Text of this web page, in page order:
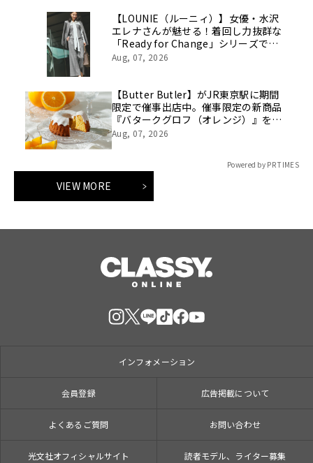
【LOUNIE（ルーニィ）】女優・水沢
エレナさんが魅せる！着回し力抜群な
「Ready for Change」シリーズでつ
くる「10daysスタイルを8/7(金)より
Aug, 07, 2026
【Butter Butler】がJR東京駅に期間
限定で催事出店中。催事限定の新商品
『バタークグロフ（オレンジ）』をご
用意してお待ちしております！
Aug, 07, 2026
Powered by PR TIMES
VIEW MORE
インフォメーション
会員登録 広告掲載について
よくあるご質問 お問い合わせ
光文社オフィシャルサイト 読者モデル、ライター募集